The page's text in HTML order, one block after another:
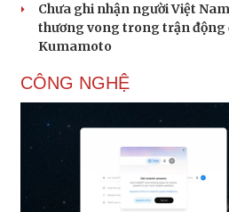
Chưa ghi nhận người Việt
thương vong trong trận động
Kumamoto
CÔNG NGHỆ